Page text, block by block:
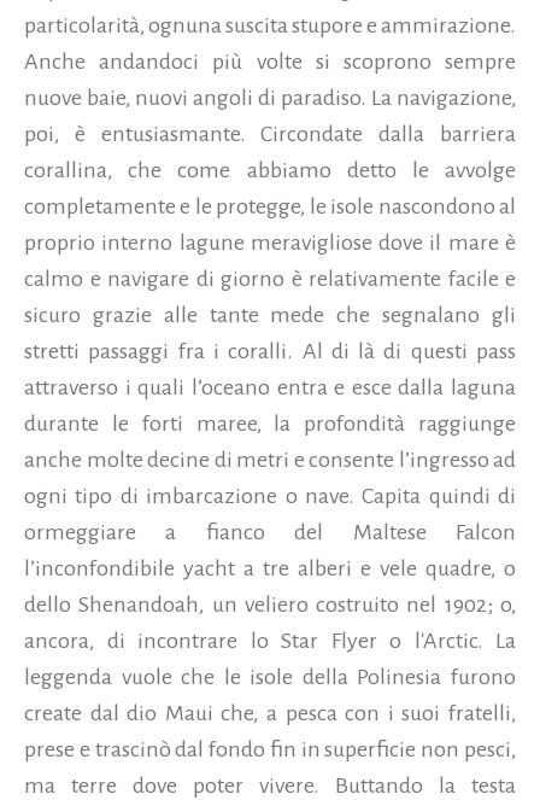
particolarità, ognuna suscita stupore e ammirazione.
Anche andandoci più volte si scoprono sempre
nuove baie, nuovi angoli di paradiso. La navigazione,
poi, è entusiasmante. Circondate dalla barriera
corallina, che come abbiamo detto le avvolge
completamente e le protegge, le isole nascondono al
proprio interno lagune meravigliose dove il mare è
calmo e navigare di giorno è relativamente facile e
sicuro grazie alle tante mede che segnalano gli
stretti passaggi fra i coralli. Al di là di questi pass
attraverso i quali l’oceano entra e esce dalla laguna
durante le forti maree, la profondità raggiunge
anche molte decine di metri e consente l’ingresso ad
ogni tipo di imbarcazione o nave. Capita quindi di
ormeggiare a fianco del Maltese Falcon
l’inconfondibile yacht a tre alberi e vele quadre, o
dello Shenandoah, un veliero costruito nel 1902; o,
ancora, di incontrare lo Star Flyer o l'Arctic. La
leggenda vuole che le isole della Polinesia furono
create dal dio Maui che, a pesca con i suoi fratelli,
prese e trascinò dal fondo fin in superficie non pesci,
ma terre dove poter vivere. Buttando la testa